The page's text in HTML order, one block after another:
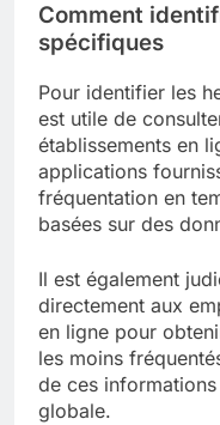
Comment
spécifiques
Pour identifier les
est utile de
établissements en
applications
fréquentation en
basées sur des
Il est également
directement aux
en ligne pour
les moins
de ces
globale.